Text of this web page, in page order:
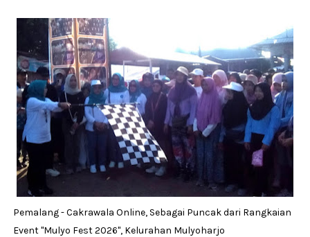
Pemalang - Cakrawala Online, Sebagai Puncak dari Rangkaian
Event ''Mulyo Fest 2026'', Kelurahan Mulyoharjo